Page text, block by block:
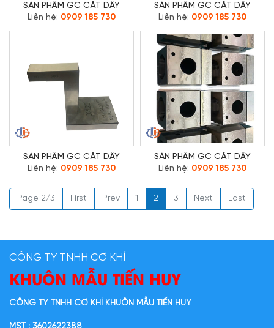
SẢN PHẨM GC CẮT DÂY
Liên hệ: 0909 185 730
SẢN PHẨM GC CẮT DÂY
Liên hệ: 0909 185 730
SẢN PHẨM GC CẮT DÂY
Liên hệ: 0909 185 730
SẢN PHẨM GC CẮT DÂY
Liên hệ: 0909 185 730
Page 2/3 First Prev 1 2 3 Next Last
CÔNG TY TNHH CƠ KHÍ
KHUÔN MẪU TIẾN HUY
CÔNG TY TNHH CƠ KHÍ KHUÔN MẪU TIẾN HUY